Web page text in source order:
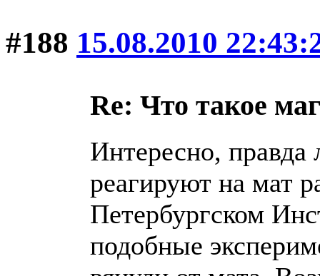
#188 15.08.2010
Re: Что такое
Интересно,
реагируют на мат
Петербургском
подобные